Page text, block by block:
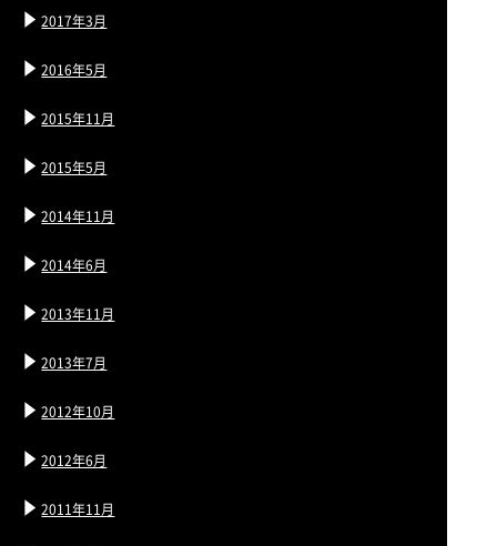
2017年3月
2016年5月
2015年11月
2015年5月
2014年11月
2014年6月
2013年11月
2013年7月
2012年10月
2012年6月
2011年11月